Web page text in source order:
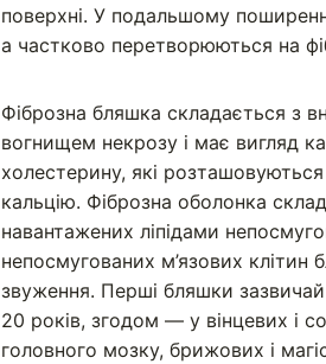
поверхні. У подальшому
а частково перетворюються на
Фіброзна бляшка складається з
вогнищем некрозу і має вигляд
холестерину, які розташовуються
кальцію. Фіброзна оболонка
навантажених ліпідами
непосмугованих м’язових
звуження. Перші бляшки зазвичай
20 років, згодом — у вінцевих і
головного мозку, брижових і